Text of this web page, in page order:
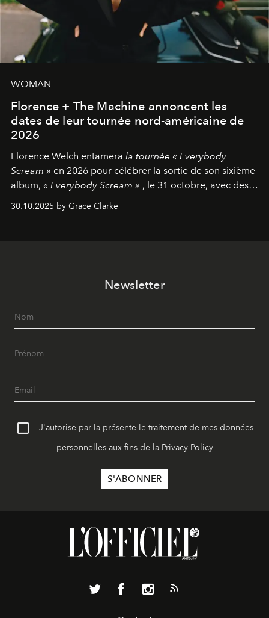
WOMAN
Florence + The Machine annoncent les
dates de leur tournée nord-américaine de
2026
Florence Welch entamera la tournée « Everybody
Scream » en 2026 pour célébrer la sortie de son sixième
album, « Everybody Scream » , le 31 octobre, avec des
dates nord-américaines débutant en avril prochain.
30.10.2025 by Grace Clarke
Newsletter
J'autorise par la présente le traitement de mes données
personnelles aux fins de la Privacy Policy